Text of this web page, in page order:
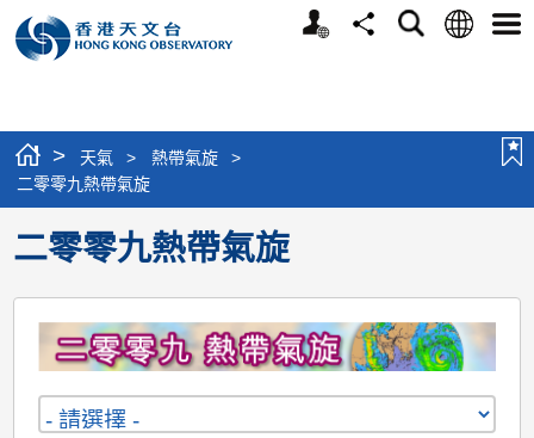
個
分
搜
語
選
> 天氣 > 熱帶氣旋
>
二零零九熱帶氣旋
二零零九熱帶氣旋